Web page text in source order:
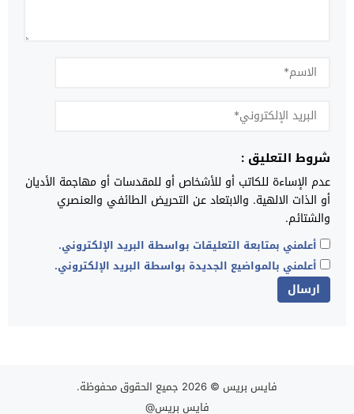
شروط التعليق :
عدم الإساءة للكاتب أو للأشخاص أو للمقدسات أو مهاجمة الأديان
أو الذات الالهية. والابتعاد عن التحريض الطائفي والعنصري
والشتائم.
أعلمني بمتابعة التعليقات بواسطة البريد الإلكتروني.
أعلمني بالمواضيع الجديدة بواسطة البريد الإلكتروني.
فايس بريس © 2026 جميع الحقوق محفوظة.
فايس بريس@